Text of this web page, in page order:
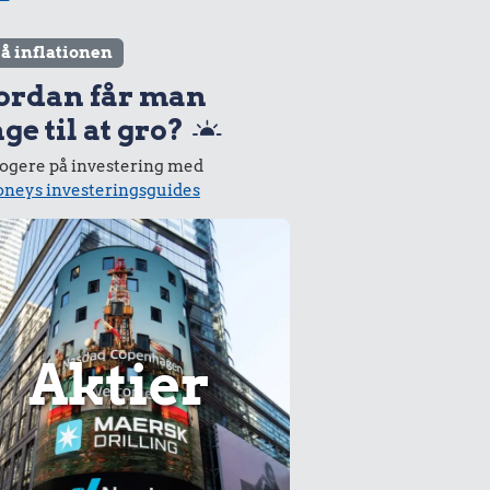
inflationen
får man
til at gro?
på investering med
investeringsguides
Aktier